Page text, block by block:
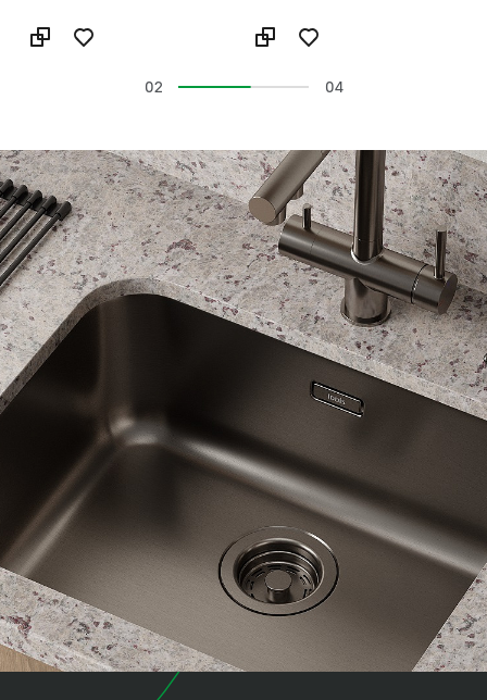
02 04